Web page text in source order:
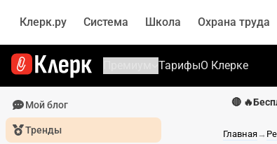
Клерк.ру Система Школа Охрана труда
ТарифыО Клерке
Мой блог
Тренды
🔴
Главная→